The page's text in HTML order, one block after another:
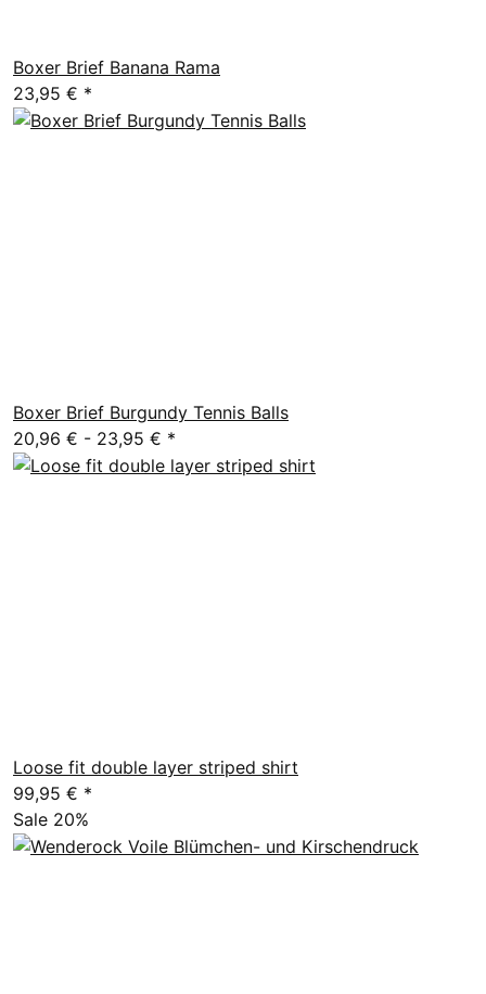
Boxer Brief Banana Rama
23,95 € *
Boxer Brief Burgundy Tennis Balls
20,96 € - 23,95 € *
Loose fit double layer striped shirt
99,95 € *
Sale 20%